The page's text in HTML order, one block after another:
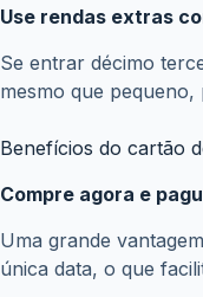
mesmo que
Compre agora e
Uma grande
única data, o que